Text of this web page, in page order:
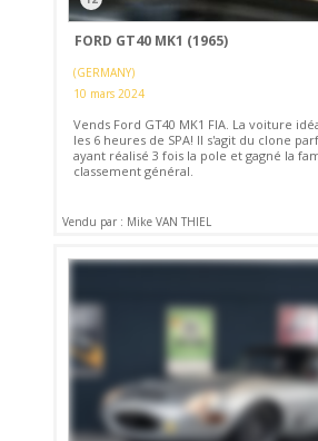
FORD GT40 MK1 (1965)
(GERMANY)
10 mars 2024
Vends Ford GT40 MK1 FIA. La voiture
les 6 heures de SPA! Il s'agit du clone
ayant réalisé 3 fois la pole et gagné la
classement général.
Vendu par : Mike VAN THIEL